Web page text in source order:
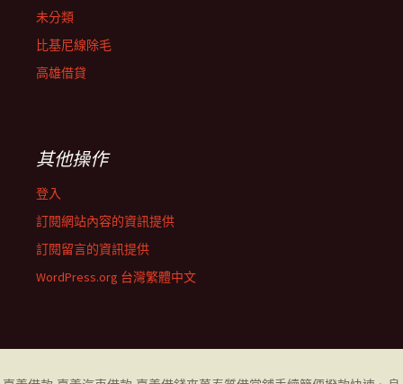
未分類
比基尼線除毛
高雄借貸
其他操作
登入
訂閱網站內容的資訊提供
訂閱留言的資訊提供
WordPress.org 台灣繁體中文